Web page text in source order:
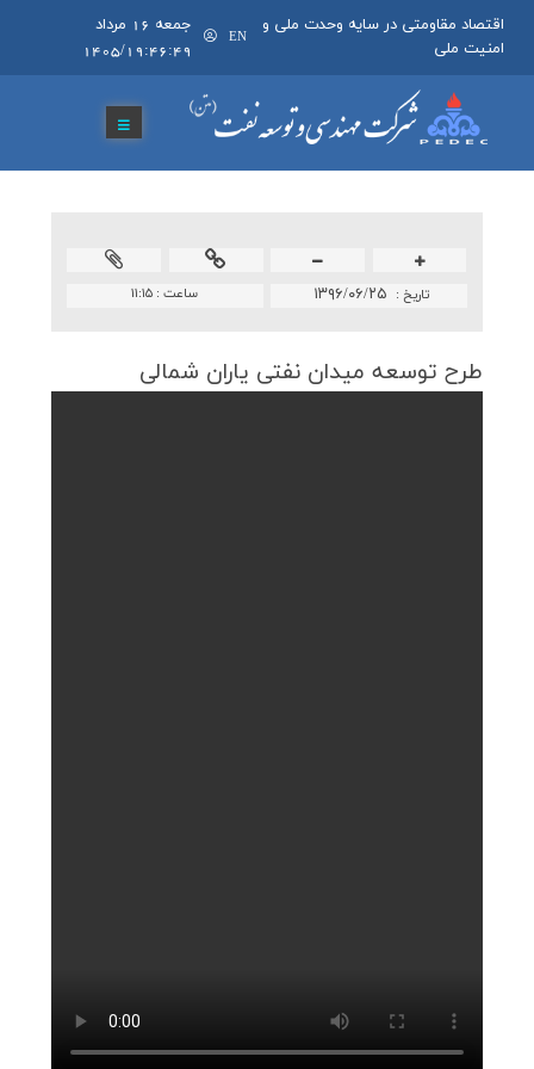
اقتصاد مقاومتی در سایه وحدت ملی و
امنیت ملی
EN
جمعه 16 مرداد
1405/19:46:49
ساعت : ۱۱:۱۵ تاريخ : ۱۳۹۶/۰۶/۲۵
طرح توسعه ميدان نفتي ياران شمالي